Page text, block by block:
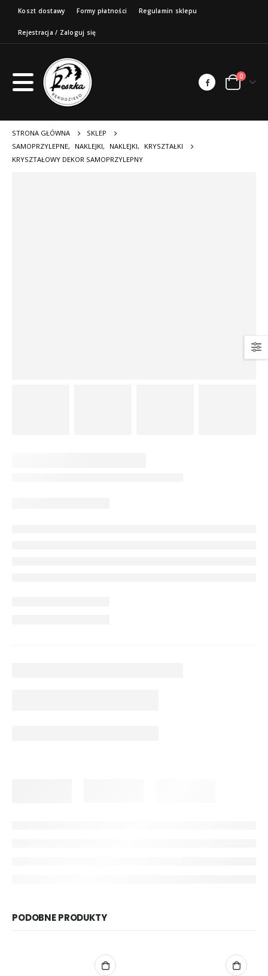
Koszt dostawy Formy płatności Regulamin sklepu
Rejestracja / Zaloguj się
0
STRONA GŁÓWNA
SKLEP
SAMOPRZYLEPNE, NAKLEJKI, NAKLEJKI,
KRYSZTAŁKI
KRYSZTAŁOWY DEKOR SAMOPRZYLEPNY
PODOBNE PRODUKTY